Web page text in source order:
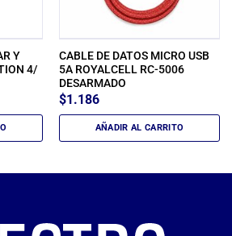
Y
4/
CABLE DE DATOS MICRO USB
5A ROYALCELL RC-5006
DESARMADO
$1.186
AÑADIR AL CARRITO